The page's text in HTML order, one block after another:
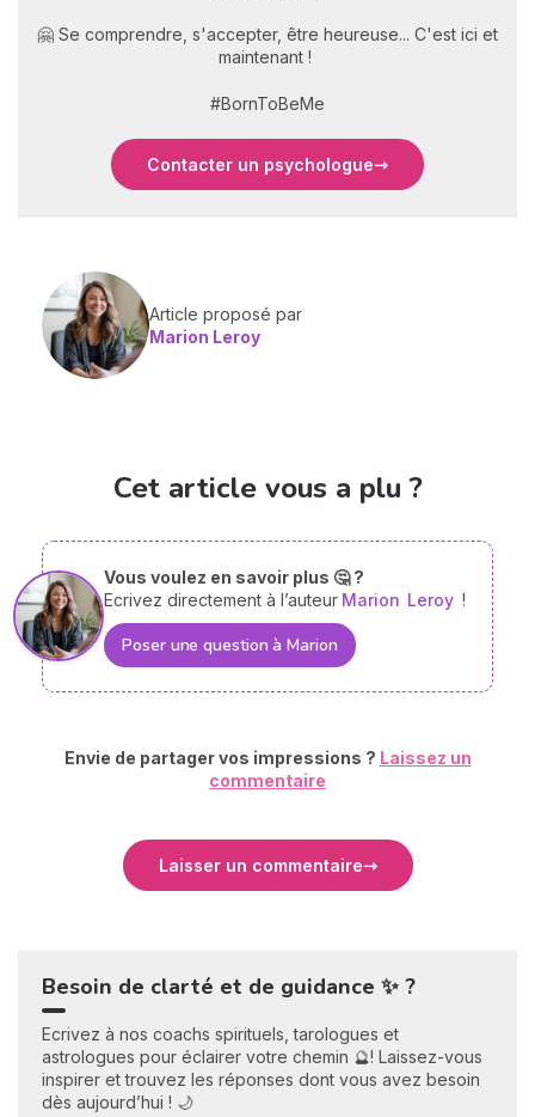
🤗 Se comprendre, s'accepter, être heureuse... C'est ici et
maintenant !
#BornToBeMe
Contacter un psychologue
Article proposé par
Marion Leroy
Cet article vous a plu ?
Vous voulez en savoir plus 🤔 ?
Ecrivez directement à l’auteur Marion Leroy !
Poser une question à Marion
Envie de partager vos impressions ? Laissez un
commentaire
Laisser un commentaire
Besoin de clarté et de guidance ✨ ?
Ecrivez à nos coachs spirituels, tarologues et
astrologues pour éclairer votre chemin 🔮! Laissez-vous
inspirer et trouvez les réponses dont vous avez besoin
dès aujourd’hui ! 🌙